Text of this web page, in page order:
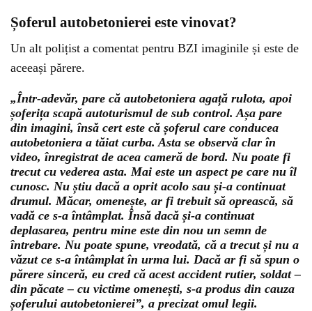
Șoferul autobetonierei este vinovat?
Un alt polițist a comentat pentru BZI imaginile și este de
aceeași părere.
„Într-adevăr, pare că autobetoniera agață rulota, apoi
șoferița scapă autoturismul de sub control. Așa pare
din imagini, însă cert este că șoferul care conducea
autobetoniera a tăiat curba. Asta se observă clar în
video, înregistrat de acea cameră de bord. Nu poate fi
trecut cu vederea asta. Mai este un aspect pe care nu îl
cunosc. Nu știu dacă a oprit acolo sau și-a continuat
drumul. Măcar, omenește, ar fi trebuit să oprească, să
vadă ce s-a întâmplat. Însă dacă și-a continuat
deplasarea, pentru mine este din nou un semn de
întrebare. Nu poate spune, vreodată, că a trecut și nu a
văzut ce s-a întâmplat în urma lui. Dacă ar fi să spun o
părere sinceră, eu cred că acest accident rutier, soldat –
din păcate – cu victime omenești, s-a produs din cauza
șoferului autobetonierei”, a precizat omul legii.